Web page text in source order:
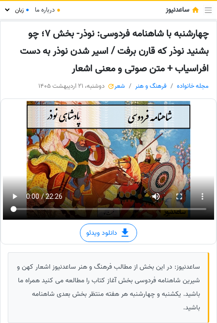
ساعدنیوز ● درباره ما ●
چهارشنبه با شاهنامه فردوسی: نوذر- بخش 7؛ چو
بشنید نوذر که قارن برفت / اسیر شدن نوذر به دست
افراسیاب + متن صوتی و معنی اشعار
مجله خانواده فرهنگ و هنر شعر دوشنبه، 21 اردیبهشت 1405
دانلود ویدئو
ساعدنیوز: در این بخش از مطالب فرهنگ و هنر ساعدنیوز اشعار کهن و
شیرین شاهنامه فردوسی بخش آغاز کتاب را مطالعه می کنید همراه ما
باشید. یکشنبه‌ و چهارشنبه هر هفته منتظر بخش بعدی شاهنامه
باشید.